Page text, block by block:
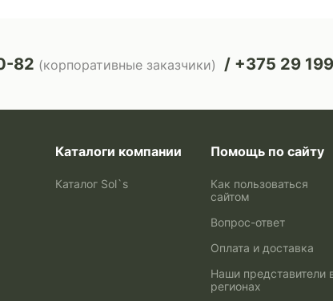
82 (корпоративные заказчики) +375 29
Каталоги компании
Каталог Sol`s
Помощь по сайту
Как пользоваться
сайтом
Вопрос-ответ
Оплата и доставка
Наши представители
регионах